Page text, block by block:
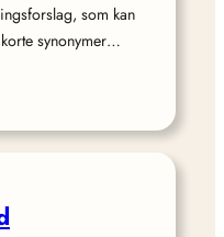
som kan
synonymer…